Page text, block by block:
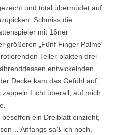
und total übermüdet auf
Schmiss die
mit 16ner
größeren „Fünf Finger Palme“
Teller blakten drei
entwickelnden
Decke kam das Gefühl auf,
Licht überall, auf mich
ein Dreiblatt einzieht,
Anfangs saß ich noch,